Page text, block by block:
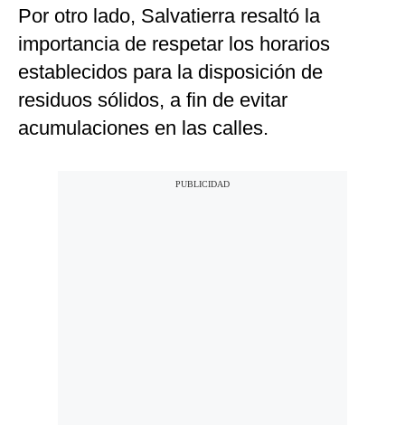
Por otro lado, Salvatierra resaltó la
importancia de respetar los horarios
establecidos para la disposición de
residuos sólidos, a fin de evitar
acumulaciones en las calles.